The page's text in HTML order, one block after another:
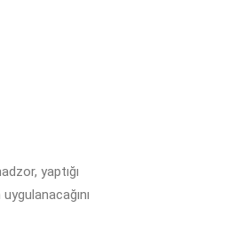
yaptığı